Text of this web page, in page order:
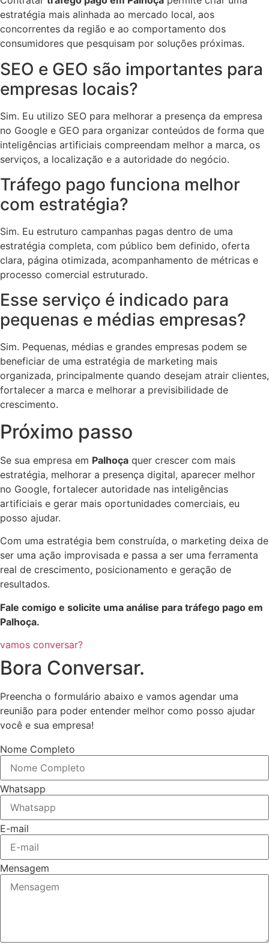
estratégia mais alinhada ao mercado local, aos
concorrentes da região e ao comportamento dos
consumidores que pesquisam por soluções próximas.
SEO e GEO são importantes para
empresas locais?
Sim. Eu utilizo SEO para melhorar a presença da empresa
no Google e GEO para organizar conteúdos de forma que
inteligências artificiais compreendam melhor a marca, os
serviços, a localização e a autoridade do negócio.
Tráfego pago funciona melhor
com estratégia?
Sim. Eu estruturo campanhas pagas dentro de uma
estratégia completa, com público bem definido, oferta
clara, página otimizada, acompanhamento de métricas e
processo comercial estruturado.
Esse serviço é indicado para
pequenas e médias empresas?
Sim. Pequenas, médias e grandes empresas podem se
beneficiar de uma estratégia de marketing mais
organizada, principalmente quando desejam atrair clientes,
fortalecer a marca e melhorar a previsibilidade de
crescimento.
Próximo passo
Se sua empresa em Palhoça quer crescer com mais
estratégia, melhorar a presença digital, aparecer melhor
no Google, fortalecer autoridade nas inteligências
artificiais e gerar mais oportunidades comerciais, eu
posso ajudar.
Com uma estratégia bem construída, o marketing deixa de
ser uma ação improvisada e passa a ser uma ferramenta
real de crescimento, posicionamento e geração de
resultados.
Fale comigo e solicite uma análise para tráfego pago em
Palhoça.
vamos conversar?
Bora Conversar.
Preencha o formulário abaixo e vamos agendar uma
reunião para poder entender melhor como posso ajudar
você e sua empresa!
Nome Completo
Whatsapp
E-mail
Mensagem